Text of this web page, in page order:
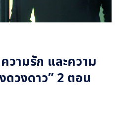
วามรัก และความ
ดวงดาว” 2 ตอน